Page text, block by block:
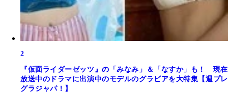
2
『仮面ライダーゼッツ』の「みなみ」＆「なすか」も！ 現在
放送中のドラマに出演中のモデルのグラビアを大特集【週プレ
グラジャパ！】